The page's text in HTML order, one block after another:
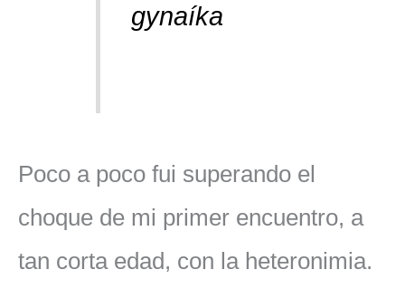
gynaíka
Poco a poco fui superando el
choque de mi primer encuentro, a
tan corta edad, con la heteronimia.